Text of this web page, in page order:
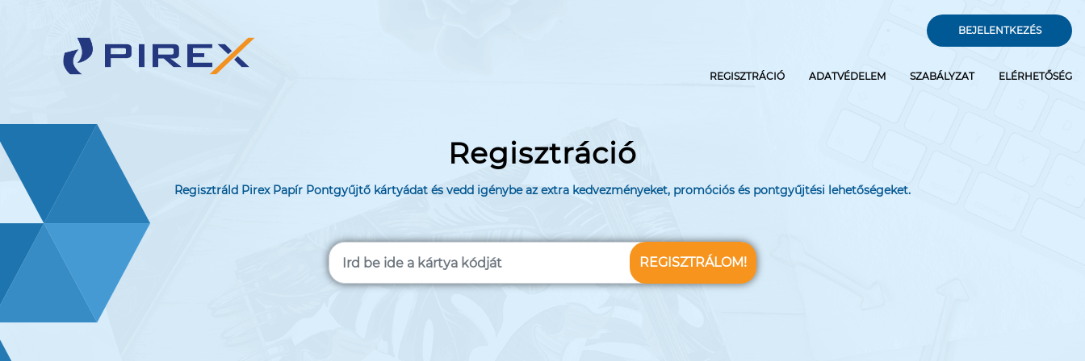
BEJELENTKEZÉS
REGISZTRÁCIÓ ADATVÉDELEM SZABÁLYZAT ELÉRHETŐSÉG
Regisztráció
Regisztráld Pirex Papír Pontgyűjtő kártyádat és vedd igénybe az extra kedvezményeket, promóciós és pontgyűjtési lehetőségeket.
REGISZTRÁLOM!